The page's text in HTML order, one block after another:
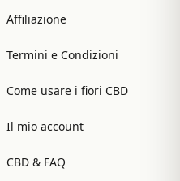
Affiliazione
Termini e Condizioni
Come usare i fiori CBD
Il mio account
CBD & FAQ